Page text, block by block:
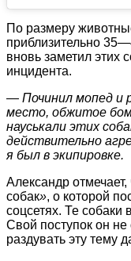
По размеру
приблизительно
вновь заметил этих
инцидента.
— Починил мопед и
место, обжитое
науськали этих
действительно
я был в экипировке.
Александр отмечает,
собак», о которой
соцсетях. Те
Свой поступок он не
раздувать эту тему